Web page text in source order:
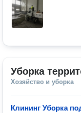
Уборка
Хозяйство и уборка
Клининг Уборка